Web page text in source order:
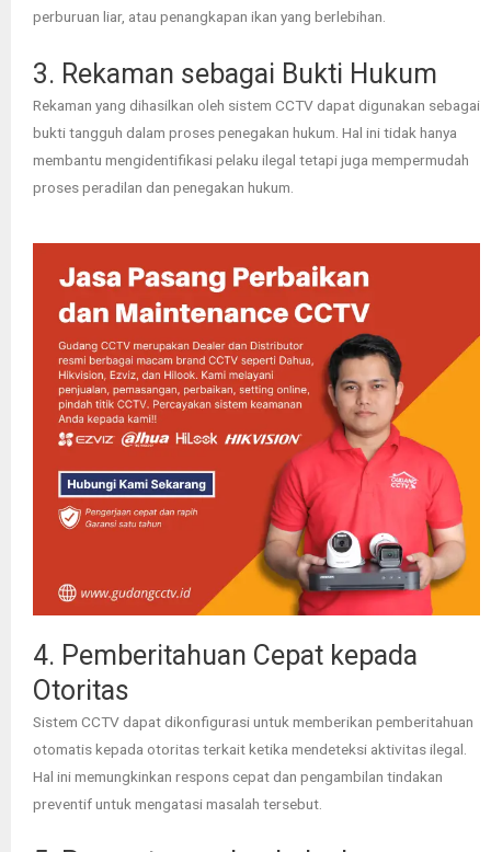
perburuan liar, atau penangkapan ikan yang berlebihan.
3. Rekaman sebagai Bukti Hukum
Rekaman yang dihasilkan oleh sistem CCTV dapat digunakan sebagai
bukti tangguh dalam proses penegakan hukum. Hal ini tidak hanya
membantu mengidentifikasi pelaku ilegal tetapi juga mempermudah
proses peradilan dan penegakan hukum.
4. Pemberitahuan Cepat kepada
Otoritas
Sistem CCTV dapat dikonfigurasi untuk memberikan pemberitahuan
otomatis kepada otoritas terkait ketika mendeteksi aktivitas ilegal.
Hal ini memungkinkan respons cepat dan pengambilan tindakan
preventif untuk mengatasi masalah tersebut.